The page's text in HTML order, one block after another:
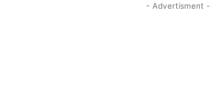
- Advertisment -